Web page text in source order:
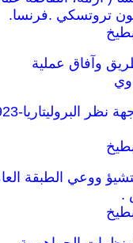
وآفاق عملية
.